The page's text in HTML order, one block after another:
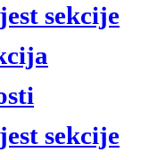
sekcije
sekcije